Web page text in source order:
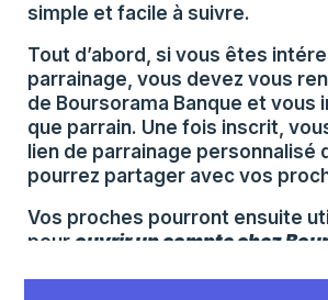
simple et facile à suivre.
Tout d’abord, si vous êtes
parrainage, vous devez vous
de Boursorama Banque et vous
que parrain. Une fois inscrit,
lien de parrainage personnalisé
pourrez partager avec vos
Vos proches pourront ensuite
pour ouvrir un compte chez